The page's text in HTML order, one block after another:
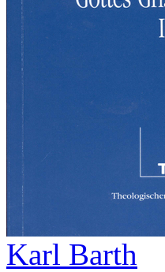
Karl Barth